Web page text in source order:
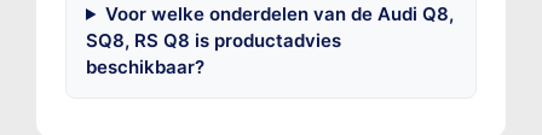
Voor welke onderdelen van de Audi Q8,
SQ8, RS Q8 is productadvies
beschikbaar?